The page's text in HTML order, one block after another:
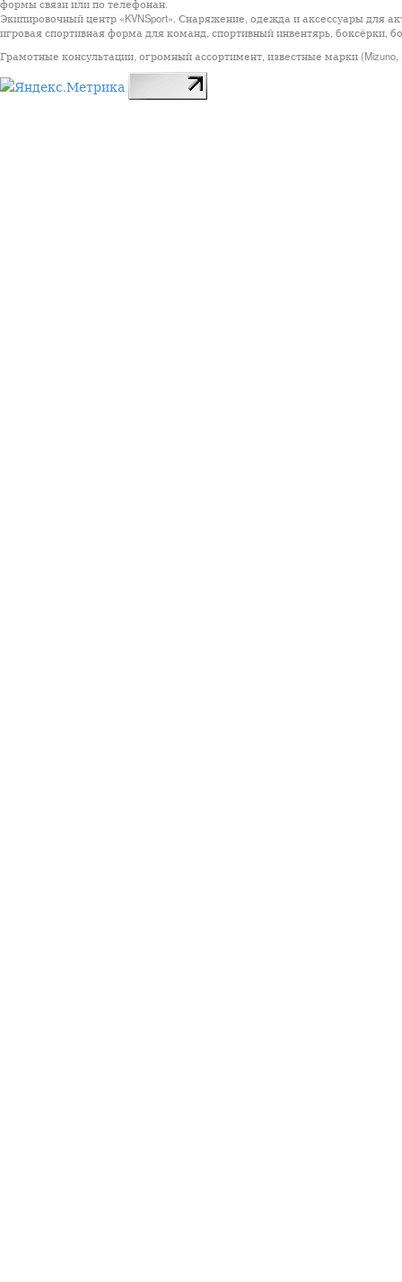
формы связи или по телефонан.
Экипировочный центр «KVNSport». Снаряжение, одежда и аксессуары для
игровая спортивная форма для команд, спортивный инвентярь, боксёрки,
Грамотные консультации, огромный ассортимент, известные марки (Mizuno,